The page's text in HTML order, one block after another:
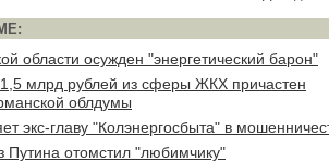
области осужден "энергетический барон"
млрд рублей из сферы ЖКХ причастен
облдумы
экс-главу "Колэнергосбыта" в
Путина отомстил "любимчику"